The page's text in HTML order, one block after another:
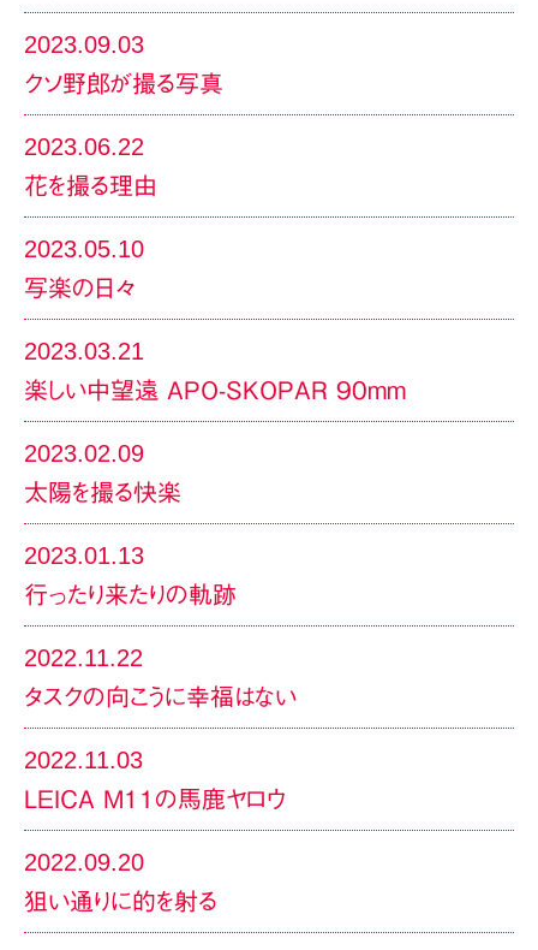
2023.09.03
クソ野郎が撮る写真
2023.06.22
花を撮る理由
2023.05.10
写楽の日々
2023.03.21
楽しい中望遠 APO-SKOPAR 90mm
2023.02.09
太陽を撮る快楽
2023.01.13
行ったり来たりの軌跡
2022.11.22
タスクの向こうに幸福はない
2022.11.03
LEICA M11の馬鹿ヤロウ
2022.09.20
狙い通りに的を射る